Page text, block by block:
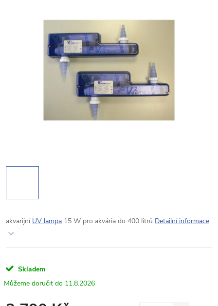
akvarijní UV lampa 15 W pro akvária do 400 litrů Detailní informace
Skladem
11.8.2026